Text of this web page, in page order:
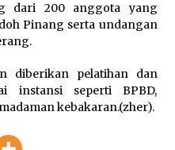
dari 200 anggota yang
Pinang serta undangan
diberikan pelatihan dan
instansi seperti BPBD,
kebakaran.(zher).